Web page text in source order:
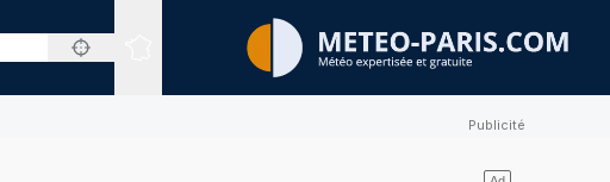
Sites expertisés